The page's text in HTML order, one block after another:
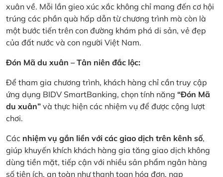
xuân về. Mỗi lần gieo xúc xắc không chỉ mang đến cơ hội
trúng các phần quà hấp dẫn từ chương trình mà còn là
một bước tiến trên con đường khám phá di sản, vẻ đẹp
của đất nước và con người Việt Nam.
Đón Mã du xuân – Tân niên đắc lộc:
Để tham gia chương trình, khách hàng chỉ cần truy cập
ứng dụng BIDV SmartBanking, chọn tính năng “Đón Mã
du xuân” và thực hiện các nhiệm vụ để được cộng lượt
chơi.
Các nhiệm vụ gắn liền với các giao dịch trên kênh số,
giúp khuyến khích khách hàng gia tăng giao dịch không
dùng tiền mặt, tiếp cận với nhiều sản phẩm ngân hàng
số tiện ích, an toàn như thanh toan hóa đơn, nạp